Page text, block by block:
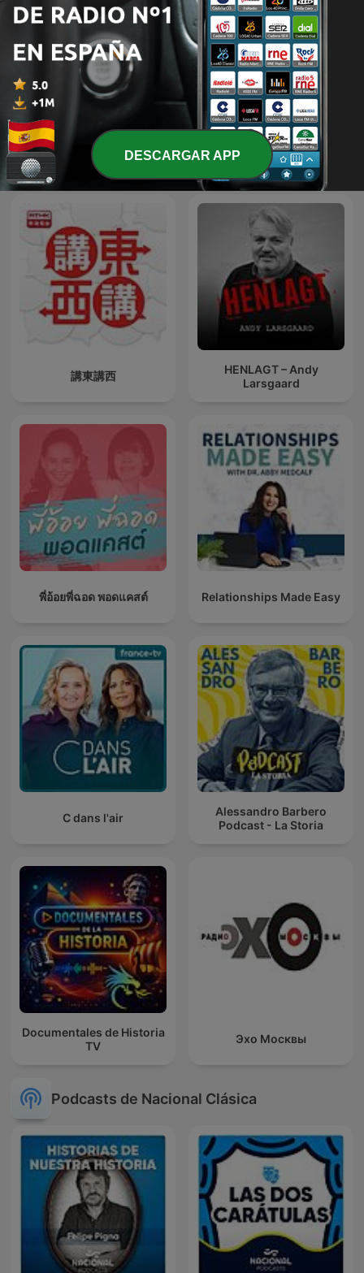
Čestmír Strakatý LEGEND
講東講西
HENLAGT – Andy
Larsgaard
พี่อ้อยพี่ฉอด พอดแคสต์ Relationships Made Easy
C dans l'air
Alessandro Barbero
Podcast - La Storia
Documentales de Historia
TV
Эхо Москвы
Podcasts de Nacional Clásica
DESCARGAR APP